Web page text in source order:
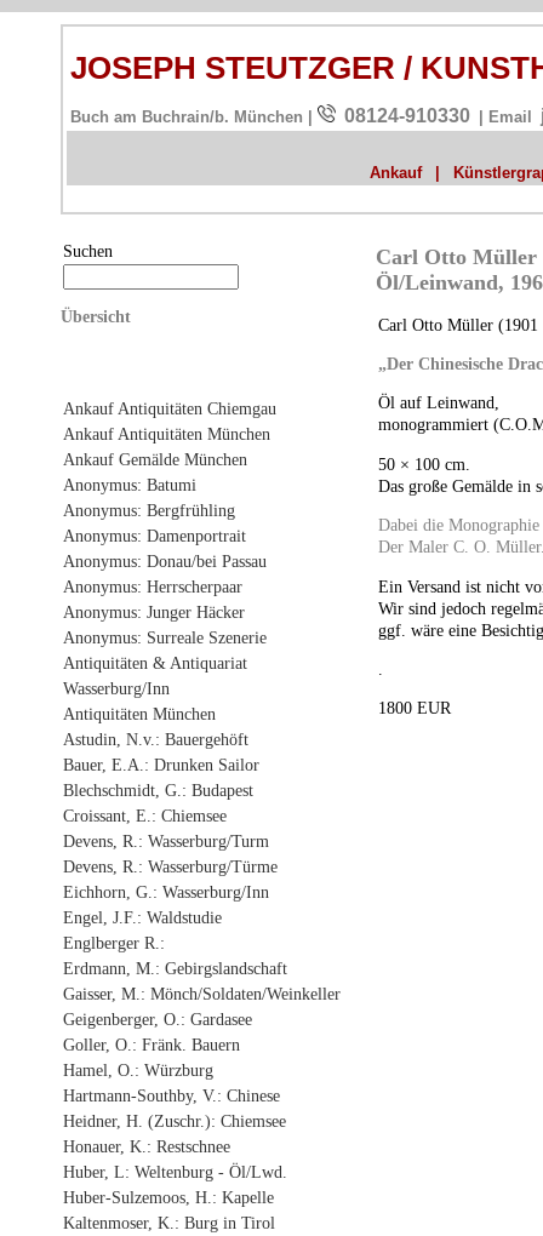
JOSEPH STEUTZGER /
Buch am Buchrain/b. München | 08124-910330 | Email
Ankauf
Suchen
Übersicht
Ankauf Antiquitäten Chiemgau
Ankauf Antiquitäten München
Ankauf Gemälde München
Anonymus: Batumi
Anonymus: Bergfrühling
Anonymus: Damenportrait
Anonymus: Donau/bei Passau
Anonymus: Herrscherpaar
Anonymus: Junger Häcker
Anonymus: Surreale Szenerie
Antiquitäten & Antiquariat
Wasserburg/Inn
Antiquitäten München
Astudin, N.v.: Bauergehöft
Bauer, E.A.: Drunken Sailor
Blechschmidt, G.: Budapest
Croissant, E.: Chiemsee
Devens, R.: Wasserburg/Turm
Devens, R.: Wasserburg/Türme
Eichhorn, G.: Wasserburg/Inn
Engel, J.F.: Waldstudie
Englberger R.:
Erdmann, M.: Gebirgslandschaft
Gaisser, M.: Mönch/Soldaten/Weinkeller
Geigenberger, O.: Gardasee
Goller, O.: Fränk. Bauern
Hamel, O.: Würzburg
Hartmann-Southby, V.: Chinese
Heidner, H. (Zuschr.): Chiemsee
Honauer, K.: Restschnee
Huber, L: Weltenburg - Öl/Lwd.
Huber-Sulzemoos, H.: Kapelle
Kaltenmoser, K.: Burg in Tirol
Carl Otto Müller
Öl/Leinwand,
Carl Otto Müller (1901
„Der Chinesische
Öl auf Leinwand,
monogrammiert
50 × 100 cm.
Das große Gemälde in
Dabei die
Der Maler C. O.
Ein Versand ist nicht
Wir sind jedoch
ggf. wäre eine
1800 EUR